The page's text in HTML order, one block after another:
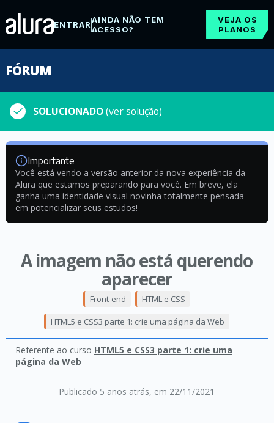
ENTRARAINDA NÃO TEM
ACESSO?
VEJA OS
PLANOS
FÓRUM
SOLUCIONADO(ver solução)
Importante
Você está vendo a versão anterior da nova experiência da
Alura que estamos preparando para você. Em breve, ela
ganha uma identidade visual novinha totalmente pensada
em potencializar seus estudos!
A imagem não está querendo
aparecer
Publicado 5 anos atrás, em 22/11/2021
Front-end HTML e CSS
HTML5 e CSS3 parte 1: crie uma página da Web
Referente ao curso HTML5 e CSS3 parte 1: crie uma
página da Web